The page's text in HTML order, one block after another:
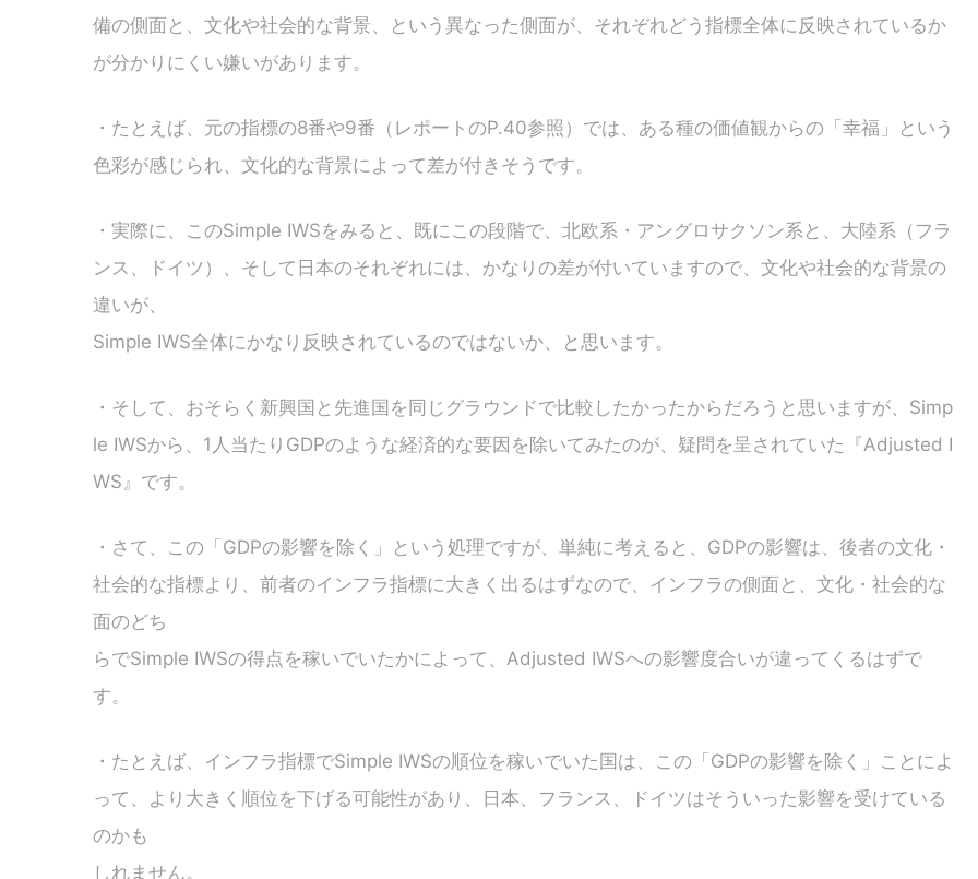
備の側面と、文化や社会的な背景、という異なった側面が、それぞれどう指標全体に反映されているか
が分かりにくい嫌いがあります。
・たとえば、元の指標の8番や9番（レポートのP.40参照）では、ある種の価値観からの「幸福」という
色彩が感じられ、文化的な背景によって差が付きそうです。
・実際に、このSimple IWSをみると、既にこの段階で、北欧系・アングロサクソン系と、大陸系（フラ
ンス、ドイツ）、そして日本のそれぞれには、かなりの差が付いていますので、文化や社会的な背景の
違いが、
Simple IWS全体にかなり反映されているのではないか、と思います。
・そして、おそらく新興国と先進国を同じグラウンドで比較したかったからだろうと思いますが、Simp
le IWSから、1人当たりGDPのような経済的な要因を除いてみたのが、疑問を呈されていた『Adjusted I
WS』です。
・さて、この「GDPの影響を除く」という処理ですが、単純に考えると、GDPの影響は、後者の文化・
社会的な指標より、前者のインフラ指標に大きく出るはずなので、インフラの側面と、文化・社会的な
面のどち
らでSimple IWSの得点を稼いでいたかによって、Adjusted IWSへの影響度合いが違ってくるはずで
す。
・たとえば、インフラ指標でSimple IWSの順位を稼いでいた国は、この「GDPの影響を除く」ことによ
って、より大きく順位を下げる可能性があり、日本、フランス、ドイツはそういった影響を受けている
のかも
しれません。